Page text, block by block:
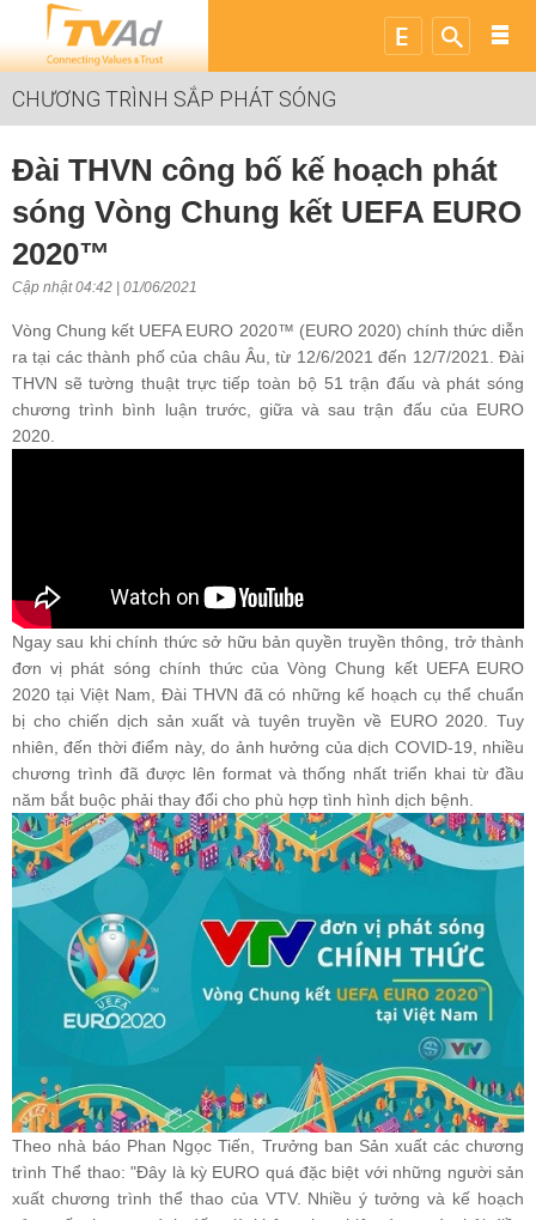
CHƯƠNG TRÌNH SẮP PHÁT SÓNG
Đài THVN công bố kế hoạch phát
sóng Vòng Chung kết UEFA EURO
2020™
Cập nhật 04:42 | 01/06/2021
Vòng Chung kết UEFA EURO 2020™ (EURO 2020) chính thức diễn
ra tại các thành phố của châu Âu, từ 12/6/2021 đến 12/7/2021. Đài
THVN sẽ tường thuật trực tiếp toàn bộ 51 trận đấu và phát sóng
chương trình bình luận trước, giữa và sau trận đấu của EURO
2020.
Ngay sau khi chính thức sở hữu bản quyền truyền thông, trở thành
đơn vị phát sóng chính thức của Vòng Chung kết UEFA EURO
2020 tại Việt Nam, Đài THVN đã có những kế hoạch cụ thể chuẩn
bị cho chiến dịch sản xuất và tuyên truyền về EURO 2020. Tuy
nhiên, đến thời điểm này, do ảnh hưởng của dịch COVID-19, nhiều
chương trình đã được lên format và thống nhất triển khai từ đầu
năm bắt buộc phải thay đổi cho phù hợp tình hình dịch bệnh.
Theo nhà báo Phan Ngọc Tiến, Trưởng ban Sản xuất các chương
trình Thể thao: "Đây là kỳ EURO quá đặc biệt với những người sản
xuất chương trình thể thao của VTV. Nhiều ý tưởng và kế hoạch